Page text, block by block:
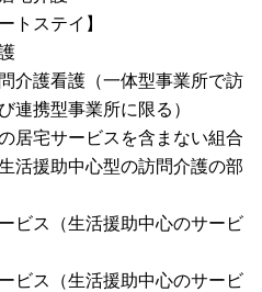
トステイ】
介護看護（一体型事業所で訪
連携型事業所に限る）
居宅サービスを含まない組合
活援助中心型の訪問介護の部
ビス（生活援助中心のサービ
ビス（生活援助中心のサービ